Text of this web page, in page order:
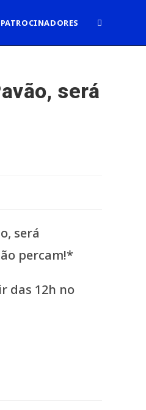
PATROCINADORES ALTERNAR
será
das 12h no